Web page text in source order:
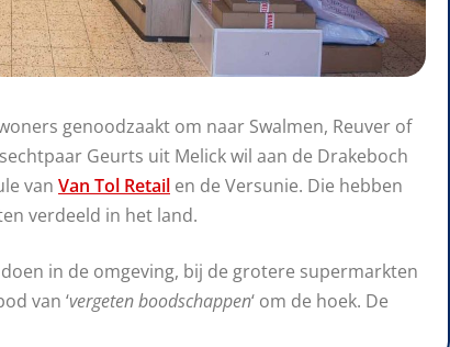
genoodzaakt om naar Swalmen, Reuver of
Geurts uit Melick wil aan de Drakeboch
van Van Tol Retail en de Versunie. Die hebben
verdeeld in het land.
in de omgeving, bij de grotere supermarkten
van ‘vergeten boodschappen‘ om de hoek. De